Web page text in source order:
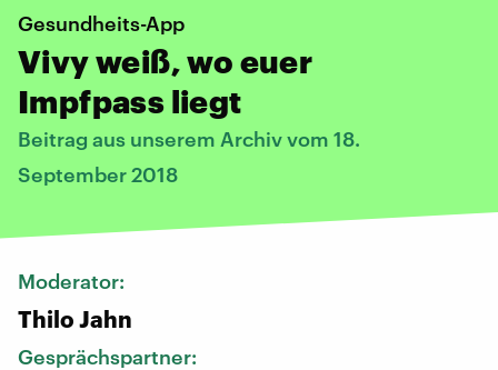
Gesundheits-App
Vivy weiß, wo euer
Impfpass liegt
Beitrag aus unserem Archiv vom 18.
September 2018
Moderator:
Thilo Jahn
Gesprächspartner: